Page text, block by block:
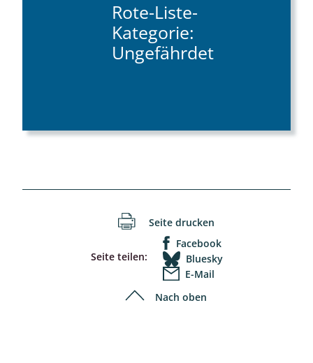
Rote-Liste-
Kategorie:
Ungefährdet
Seite drucken
Seite teilen:
Facebook
Bluesky
E-Mail
Nach oben